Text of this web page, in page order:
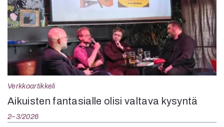
Verkkoartikkeli
Aikuisten fantasialle olisi valtava kysyntä
2–3/2026